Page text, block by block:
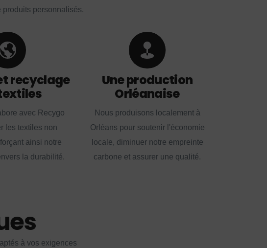
produits personnalisés.
recyclage
avec Recygo
les textiles non
ainsi notre
la durabilité.
Une production
Orléanaise
Nous produisons localement à
Orléans pour soutenir l'économie
locale, diminuer notre empreinte
carbone et assurer une qualité.
à vos exigences